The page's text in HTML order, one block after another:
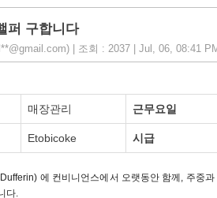
퍼 구합니다
| 조회 : 2037 | Jul, 06, 08:41
매장관리 근무요일
Etobicoke 시급
에 컨비니언스에서 오랫동안 함께, 주중
다.